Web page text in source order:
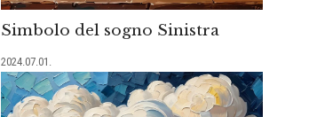
Simbolo del sogno Sinistra
2024.07.01.